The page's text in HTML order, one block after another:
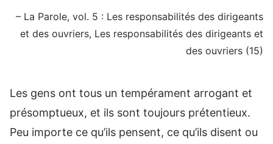
– La Parole, vol. 5 : Les responsabilités des dirigeants
et des ouvriers, Les responsabilités des dirigeants et
des ouvriers (15)
Les gens ont tous un tempérament arrogant et
présomptueux, et ils sont toujours prétentieux.
Peu importe ce qu’ils pensent, ce qu’ils disent ou